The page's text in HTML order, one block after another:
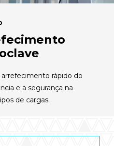
rápido do
e a segurança na
de cargas.